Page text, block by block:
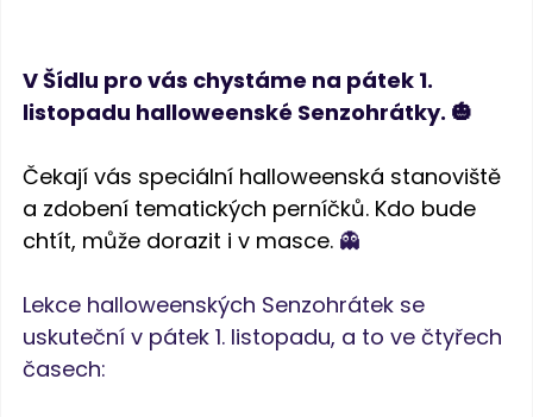
V Šídlu pro vás chystáme na pátek 1.
listopadu halloweenské Senzohrátky. 🎃
Čekají vás speciální halloweenská stanoviště
a zdobení tematických perníčků. Kdo bude
chtít, může dorazit i v masce. 👻
Lekce halloweenských Senzohrátek se
uskuteční v pátek 1. listopadu, a to ve čtyřech
časech: